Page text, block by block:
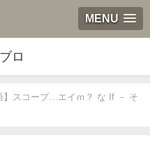
MENU
】スコープ…エイｍ？ な If － そ